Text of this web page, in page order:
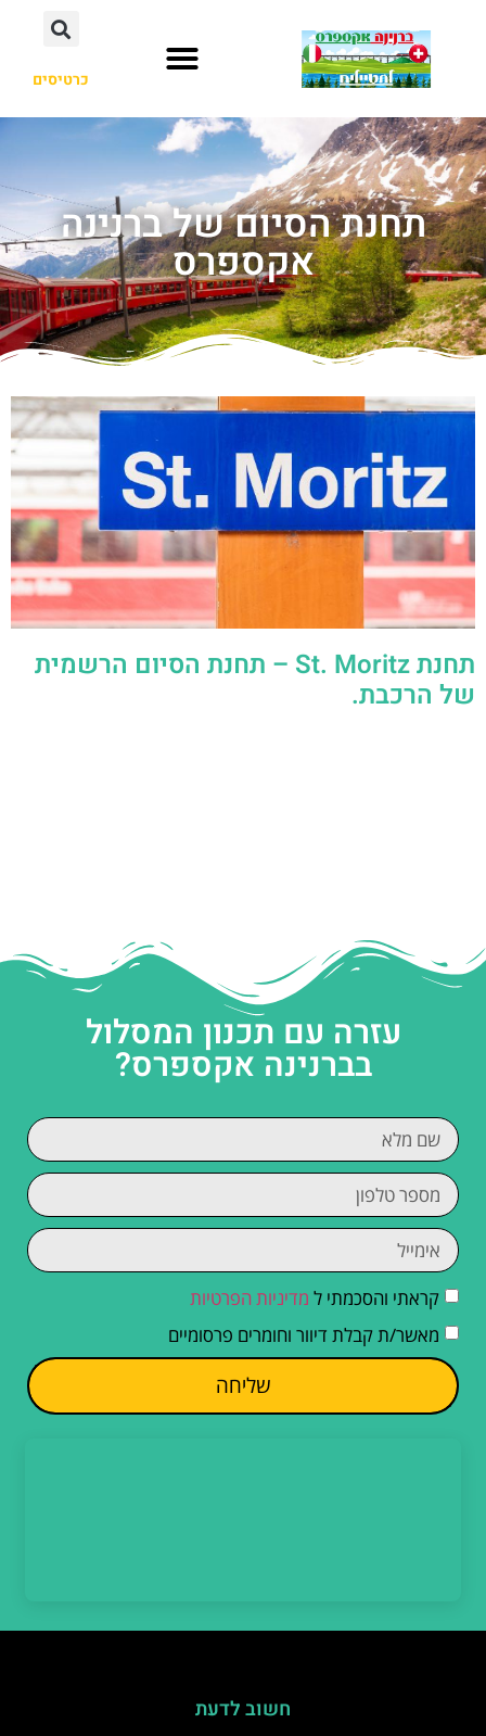
כרטיסים
תחנת הסיום של ברנינה
אקספרס
תחנת St. Moritz – תחנת הסיום הרשמית
של הרכבת.
עזרה עם תכנון המסלול
בברנינה אקספרס?
קראתי והסכמתי ל מדיניות הפרטיות
מאשר/ת קבלת דיוור וחומרים פרסומיים
שליחה
חשוב לדעת